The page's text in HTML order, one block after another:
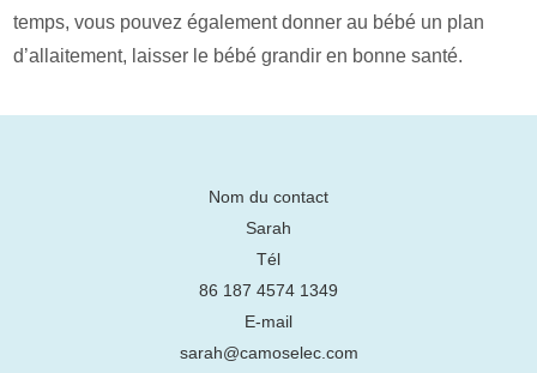
temps, vous pouvez également donner au bébé un plan
d’allaitement, laisser le bébé grandir en bonne santé.
Nom du contact
Sarah
Tél
86 187 4574 1349
E-mail
sarah@camoselec.com